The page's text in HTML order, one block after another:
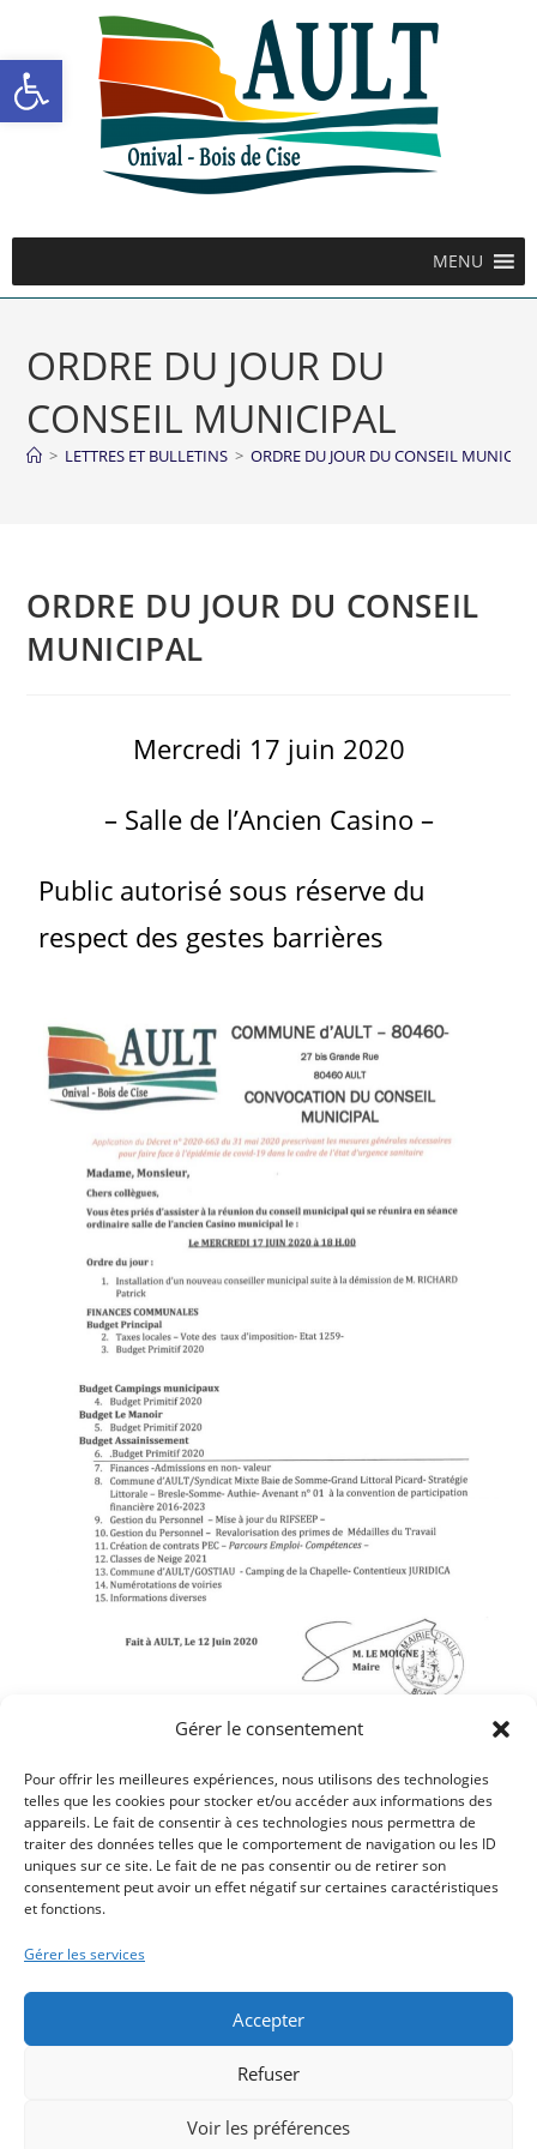
Ouvrir la barre d’outils
Gérer le consentement
Pour offrir les meilleures expériences, nous utilisons des technologies
telles que les cookies pour stocker et/ou accéder aux informations des
appareils. Le fait de consentir à ces technologies nous permettra de
traiter des données telles que le comportement de navigation ou les ID
uniques sur ce site. Le fait de ne pas consentir ou de retirer son
consentement peut avoir un effet négatif sur certaines caractéristiques
et fonctions.
Gérer les services
Accepter
Refuser
Voir les préférences
MENU
ORDRE DU JOUR DU
CONSEIL MUNICIPAL
> LETTRES ET BULLETINS > ORDRE DU JOUR DU CONSEIL
ORDRE DU JOUR DU CONSEIL
MUNICIPAL
Mercredi 17 juin 2020
– Salle de l’Ancien Casino –
Public autorisé sous réserve du
respect des gestes barrières
Article précédent
LA LETTRE MUNICIPALE DE JUIN 2020